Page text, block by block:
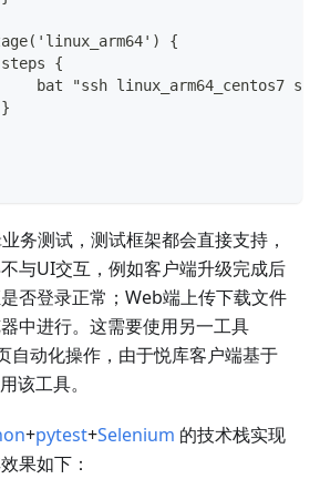
{
steps {
bat "ssh linux_arm64_centos7
务测试，测试框架都会直接支持，
与UI交互，例如客户端升级完成后
否登录正常；Web端上传下载文件
中进行。这需要使用另一工具
自动化操作，由于悦库客户端基于
该工具。
+pytest+Selenium 的技术栈实现
果如下：